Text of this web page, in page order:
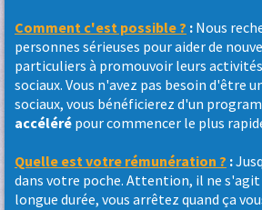
Comment c'est possible ? : Nous
personnes sérieuses pour aider de
particuliers à promouvoir leurs
sociaux. Vous n'avez pas besoin d'être
sociaux, vous bénéficierez d'un
accéléré pour commencer le plus
Quelle est votre rémunération ? :
dans votre poche. Attention, il ne s'agit
longue durée, vous arrêtez quand ça